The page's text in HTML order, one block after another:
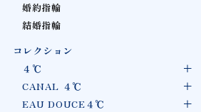
婚約指輪
結婚指輪
コレクション
４℃
CANAL ４℃
EAU DOUCE４℃